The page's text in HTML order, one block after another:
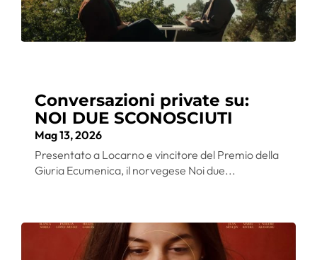
Conversazioni private su:
NOI DUE SCONOSCIUTI
Mag 13, 2026
Presentato a Locarno e vincitore del Premio della
Giuria Ecumenica, il norvegese Noi due...